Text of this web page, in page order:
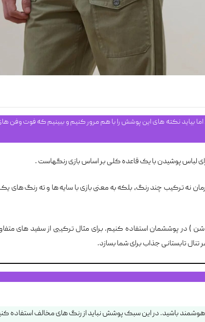
بیاید نکته های این پوشش را با هم مرور کنیم و ببینیم که فوت وفن
نه ترکیب چند رنگ، بلکه به معنی بازی با سایه ها و ته رنگ های
) در پوششمان استفاده کنیم. برای مثال ترکیبی از سفید های
تابستانی جذاب برای شما بسازد.
باشید. در این سبک پوشش نباید از رنگ های مخالف استفاده